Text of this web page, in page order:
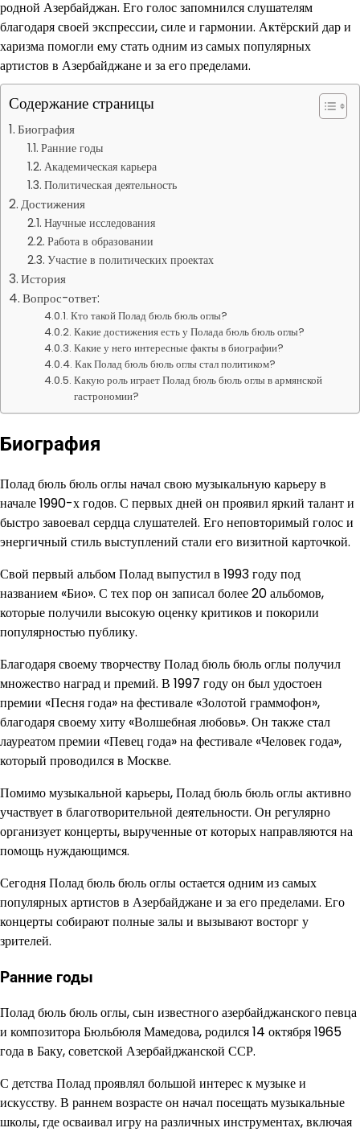
родной Азербайджан. Его голос запомнился слушателям
благодаря своей экспрессии, силе и гармонии. Актёрский дар и
харизма помогли ему стать одним из самых популярных
артистов в Азербайджане и за его пределами.
Содержание страницы
Биография
Ранние годы
Академическая карьера
Политическая деятельность
Достижения
Научные исследования
Работа в образовании
Участие в политических проектах
История
Вопрос-ответ:
Кто такой Полад бюль бюль оглы?
Какие достижения есть у Полада бюль бюль оглы?
Какие у него интересные факты в биографии?
Как Полад бюль бюль оглы стал политиком?
Какую роль играет Полад бюль бюль оглы в армянской
гастрономии?
Биография
Полад бюль бюль оглы начал свою музыкальную карьеру в
начале 1990-х годов. С первых дней он проявил яркий талант и
быстро завоевал сердца слушателей. Его неповторимый голос и
энергичный стиль выступлений стали его визитной карточкой.
Свой первый альбом Полад выпустил в 1993 году под
названием «Био». С тех пор он записал более 20 альбомов,
которые получили высокую оценку критиков и покорили
популярностью публику.
Благодаря своему творчеству Полад бюль бюль оглы получил
множество наград и премий. В 1997 году он был удостоен
премии «Песня года» на фестивале «Золотой граммофон»,
благодаря своему хиту «Волшебная любовь». Он также стал
лауреатом премии «Певец года» на фестивале «Человек года»,
который проводился в Москве.
Помимо музыкальной карьеры, Полад бюль бюль оглы активно
участвует в благотворительной деятельности. Он регулярно
организует концерты, вырученные от которых направляются на
помощь нуждающимся.
Сегодня Полад бюль бюль оглы остается одним из самых
популярных артистов в Азербайджане и за его пределами. Его
концерты собирают полные залы и вызывают восторг у
зрителей.
Ранние годы
Полад бюль бюль оглы, сын известного азербайджанского певца
и композитора Бюльбюля Мамедова, родился 14 октября 1965
года в Баку, советской Азербайджанской ССР.
С детства Полад проявлял большой интерес к музыке и
искусству. В раннем возрасте он начал посещать музыкальные
школы, где осваивал игру на различных инструментах, включая